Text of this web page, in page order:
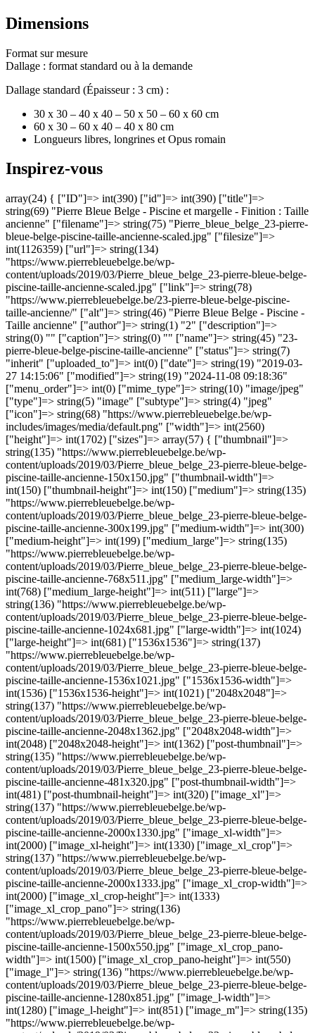
Dimensions
Format sur mesure
Dallage : format standard ou à la demande
Dallage standard (Épaisseur : 3 cm) :
30 x 30 – 40 x 40 – 50 x 50 – 60 x 60 cm
60 x 30 – 60 x 40 – 40 x 80 cm
Longueurs libres, longrines et Opus romain
Inspirez-vous
array(24) { ["ID"]=> int(390) ["id"]=> int(390) ["title"]=>
string(69) "Pierre Bleue Belge - Piscine et margelle - Finition : Taille
ancienne" ["filename"]=> string(75) "Pierre_bleue_belge_23-pierre-
bleue-belge-piscine-taille-ancienne-scaled.jpg" ["filesize"]=>
int(1126359) ["url"]=> string(134)
"https://www.pierrebleuebelge.be/wp-
content/uploads/2019/03/Pierre_bleue_belge_23-pierre-bleue-belge-
piscine-taille-ancienne-scaled.jpg" ["link"]=> string(78)
"https://www.pierrebleuebelge.be/23-pierre-bleue-belge-piscine-
taille-ancienne/" ["alt"]=> string(46) "Pierre Bleue Belge - Piscine -
Taille ancienne" ["author"]=> string(1) "2" ["description"]=>
string(0) "" ["caption"]=> string(0) "" ["name"]=> string(45) "23-
pierre-bleue-belge-piscine-taille-ancienne" ["status"]=> string(7)
"inherit" ["uploaded_to"]=> int(0) ["date"]=> string(19) "2019-03-
27 14:15:06" ["modified"]=> string(19) "2024-11-08 09:18:36"
["menu_order"]=> int(0) ["mime_type"]=> string(10) "image/jpeg"
["type"]=> string(5) "image" ["subtype"]=> string(4) "jpeg"
["icon"]=> string(68) "https://www.pierrebleuebelge.be/wp-
includes/images/media/default.png" ["width"]=> int(2560)
["height"]=> int(1702) ["sizes"]=> array(57) { ["thumbnail"]=>
string(135) "https://www.pierrebleuebelge.be/wp-
content/uploads/2019/03/Pierre_bleue_belge_23-pierre-bleue-belge-
piscine-taille-ancienne-150x150.jpg" ["thumbnail-width"]=>
int(150) ["thumbnail-height"]=> int(150) ["medium"]=> string(135)
"https://www.pierrebleuebelge.be/wp-
content/uploads/2019/03/Pierre_bleue_belge_23-pierre-bleue-belge-
piscine-taille-ancienne-300x199.jpg" ["medium-width"]=> int(300)
["medium-height"]=> int(199) ["medium_large"]=> string(135)
"https://www.pierrebleuebelge.be/wp-
content/uploads/2019/03/Pierre_bleue_belge_23-pierre-bleue-belge-
piscine-taille-ancienne-768x511.jpg" ["medium_large-width"]=>
int(768) ["medium_large-height"]=> int(511) ["large"]=>
string(136) "https://www.pierrebleuebelge.be/wp-
content/uploads/2019/03/Pierre_bleue_belge_23-pierre-bleue-belge-
piscine-taille-ancienne-1024x681.jpg" ["large-width"]=> int(1024)
["large-height"]=> int(681) ["1536x1536"]=> string(137)
"https://www.pierrebleuebelge.be/wp-
content/uploads/2019/03/Pierre_bleue_belge_23-pierre-bleue-belge-
piscine-taille-ancienne-1536x1021.jpg" ["1536x1536-width"]=>
int(1536) ["1536x1536-height"]=> int(1021) ["2048x2048"]=>
string(137) "https://www.pierrebleuebelge.be/wp-
content/uploads/2019/03/Pierre_bleue_belge_23-pierre-bleue-belge-
piscine-taille-ancienne-2048x1362.jpg" ["2048x2048-width"]=>
int(2048) ["2048x2048-height"]=> int(1362) ["post-thumbnail"]=>
string(135) "https://www.pierrebleuebelge.be/wp-
content/uploads/2019/03/Pierre_bleue_belge_23-pierre-bleue-belge-
piscine-taille-ancienne-481x320.jpg" ["post-thumbnail-width"]=>
int(481) ["post-thumbnail-height"]=> int(320) ["image_xl"]=>
string(137) "https://www.pierrebleuebelge.be/wp-
content/uploads/2019/03/Pierre_bleue_belge_23-pierre-bleue-belge-
piscine-taille-ancienne-2000x1330.jpg" ["image_xl-width"]=>
int(2000) ["image_xl-height"]=> int(1330) ["image_xl_crop"]=>
string(137) "https://www.pierrebleuebelge.be/wp-
content/uploads/2019/03/Pierre_bleue_belge_23-pierre-bleue-belge-
piscine-taille-ancienne-2000x1333.jpg" ["image_xl_crop-width"]=>
int(2000) ["image_xl_crop-height"]=> int(1333)
["image_xl_crop_pano"]=> string(136)
"https://www.pierrebleuebelge.be/wp-
content/uploads/2019/03/Pierre_bleue_belge_23-pierre-bleue-belge-
piscine-taille-ancienne-1500x550.jpg" ["image_xl_crop_pano-
width"]=> int(1500) ["image_xl_crop_pano-height"]=> int(550)
["image_l"]=> string(136) "https://www.pierrebleuebelge.be/wp-
content/uploads/2019/03/Pierre_bleue_belge_23-pierre-bleue-belge-
piscine-taille-ancienne-1280x851.jpg" ["image_l-width"]=>
int(1280) ["image_l-height"]=> int(851) ["image_m"]=> string(135)
"https://www.pierrebleuebelge.be/wp-